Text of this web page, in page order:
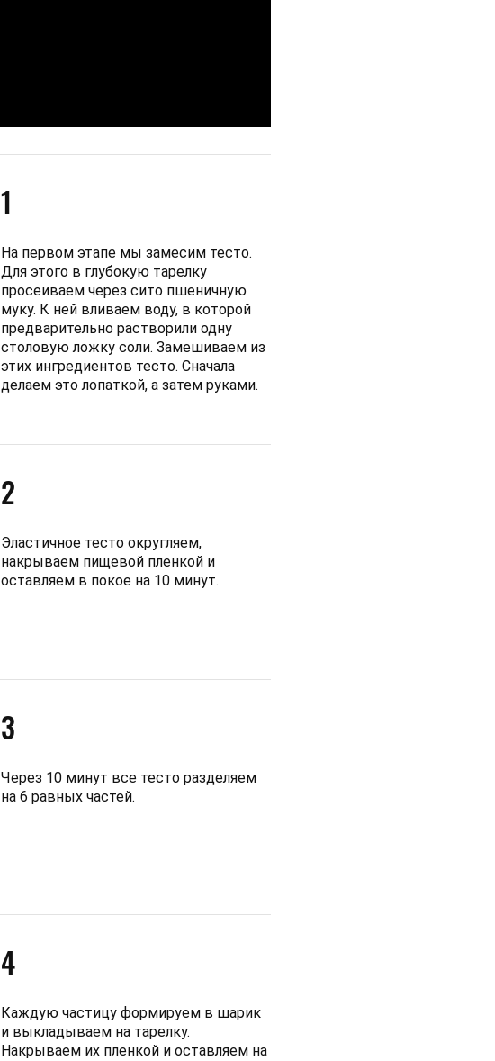
1
На первом этапе мы замесим тесто.
Для этого в глубокую тарелку
просеиваем через сито пшеничную
муку. К ней вливаем воду, в которой
предварительно растворили одну
столовую ложку соли. Замешиваем из
этих ингредиентов тесто. Сначала
делаем это лопаткой, а затем руками.
2
Эластичное тесто округляем,
накрываем пищевой пленкой и
оставляем в покое на 10 минут.
3
Через 10 минут все тесто разделяем
на 6 равных частей.
4
Каждую частицу формируем в шарик
и выкладываем на тарелку.
Накрываем их пленкой и оставляем на